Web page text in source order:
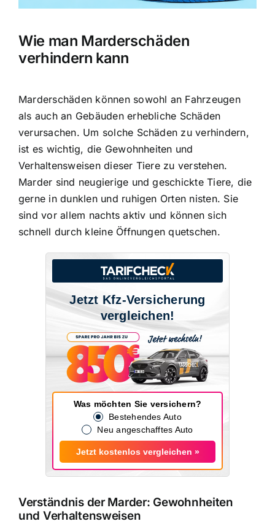
Wie man Marderschäden
verhindern kann
Marderschäden können sowohl an Fahrzeugen
als auch an Gebäuden erhebliche Schäden
verursachen. Um solche Schäden zu verhindern,
ist es wichtig, die Gewohnheiten und
Verhaltensweisen dieser Tiere zu verstehen.
Marder sind neugierige und geschickte Tiere, die
gerne in dunklen und ruhigen Orten nisten. Sie
sind vor allem nachts aktiv und können sich
schnell durch kleine Öffnungen quetschen.
Jetzt Kfz-Versicherung
vergleichen!
Was möchten Sie versichern?
Bestehendes Auto
Neu angeschafftes Auto
Jetzt kostenlos vergleichen »
Verständnis der Marder: Gewohnheiten
und Verhaltensweisen